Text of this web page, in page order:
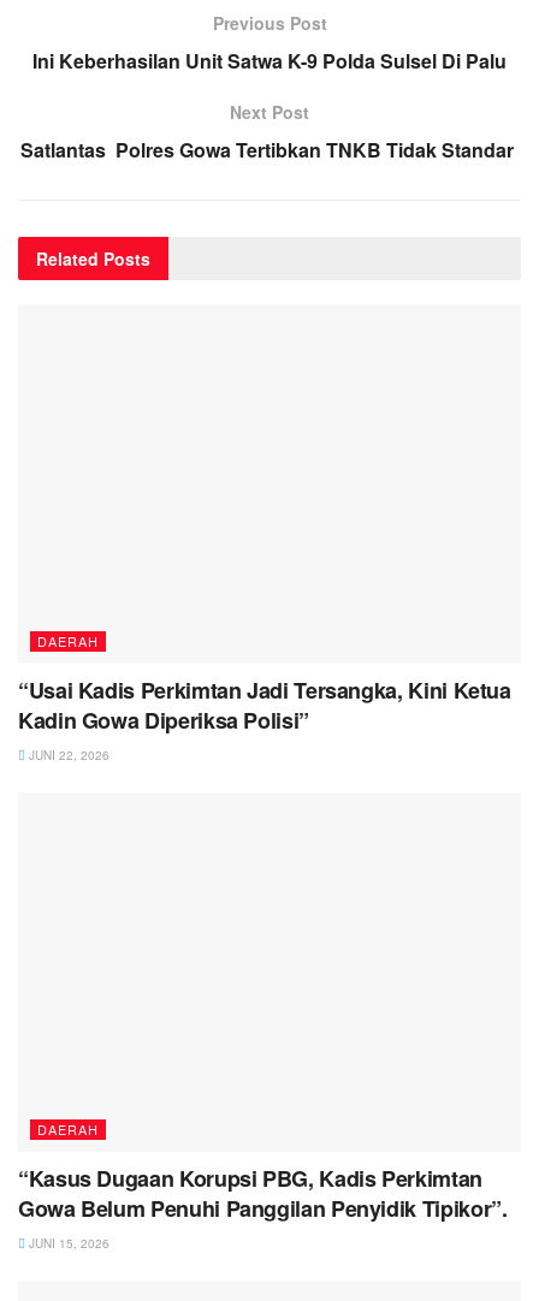
Previous Post
Ini Keberhasilan Unit Satwa K-9 Polda Sulsel Di Palu
Next Post
Satlantas Polres Gowa Tertibkan TNKB Tidak Standar
Related Posts
DAERAH
“Usai Kadis Perkimtan Jadi Tersangka, Kini Ketua
Kadin Gowa Diperiksa Polisi”
JUNI 22, 2026
DAERAH
“Kasus Dugaan Korupsi PBG, Kadis Perkimtan
Gowa Belum Penuhi Panggilan Penyidik Tipikor”.
JUNI 15, 2026